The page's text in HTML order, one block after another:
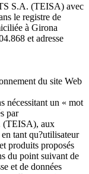
S.A. (TEISA) avec
le registre de
à Girona
et adresse
du site Web
nécessitant un « mot
par
(TEISA), aux
tant qu?utilisateur
produits proposés
du point suivant de
et de données